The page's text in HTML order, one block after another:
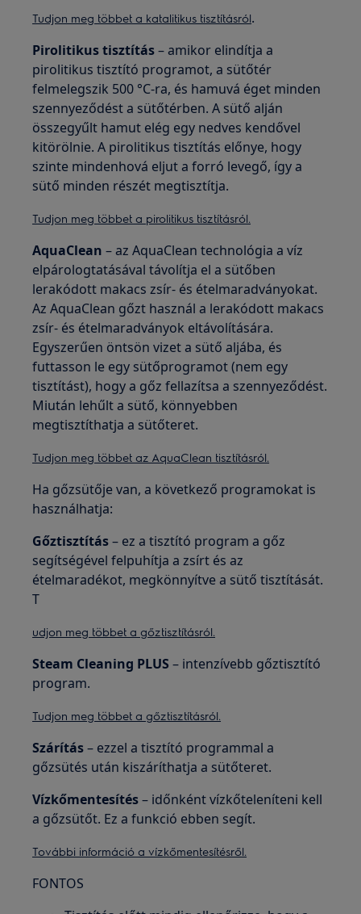
Tudjon meg többet a katalitikus tisztításról.
Pirolitikus tisztítás– amikor elindítja a
pirolitikus tisztító programot, a sütőtér
felmelegszik 500 °C-ra, és hamuvá éget minden
szennyeződést a sütőtérben. A sütő alján
összegyűlt hamut elég egy nedves kendővel
kitörölnie. A pirolitikus tisztítás előnye, hogy
szinte mindenhová eljut a forró levegő, így a
sütő minden részét megtisztítja.
Tudjon meg többet a pirolitikus tisztításról.
AquaClean – az AquaClean technológia a víz
elpárologtatásával távolítja el a sütőben
lerakódott makacs zsír- és ételmaradványokat.
Az AquaClean gőzt használ a lerakódott makacs
zsír- és ételmaradványok eltávolítására.
Egyszerűen öntsön vizet a sütő aljába, és
futtasson le egy sütőprogramot (nem egy
tisztítást), hogy a gőz fellazítsa a szennyeződést.
Miután lehűlt a sütő, könnyebben
megtisztíthatja a sütőteret.
Tudjon meg többet az AquaClean tisztításról.
Ha gőzsütője van, a következő programokat is
használhatja:
Gőztisztítás– ez a tisztító program a gőz
segítségével felpuhítja a zsírt és az
ételmaradékot, megkönnyítve a sütő tisztítását.
T
udjon meg többet a gőztisztításról.
Steam Cleaning PLUS – intenzívebb gőztisztító
program.
Tudjon meg többet a gőztisztításról.
Szárítás– ezzel a tisztító programmal a
gőzsütés után kiszáríthatja a sütőteret.
Vízkőmentesítés– időnként vízkőteleníteni kell
a gőzsütőt. Ez a funkció ebben segít.
További információ a vízkőmentesítésről.
FONTOS